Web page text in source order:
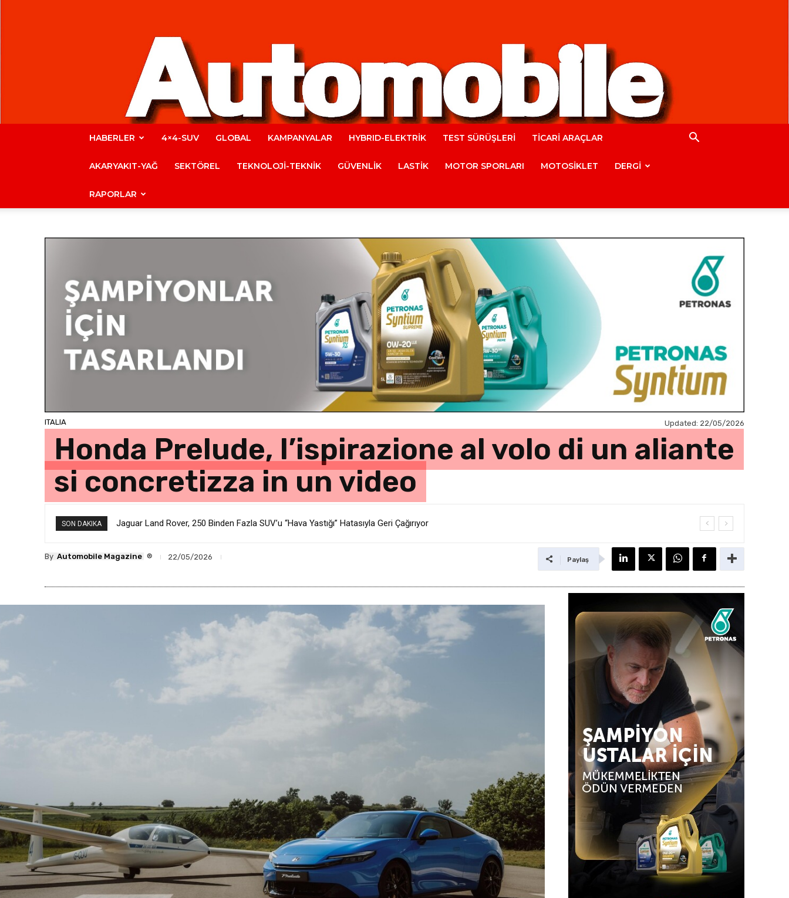
Automobile
Magazine
HABERLER 4×4-SUV GLOBAL KAMPANYALAR HYBRID-ELEKTRİK TEST SÜRÜŞLERİ TİCARİ ARAÇLAR
AKARYAKIT-YAĞ SEKTÖREL TEKNOLOJİ-TEKNİK GÜVENLİK LASTİK MOTOR SPORLARI MOTOSİKLET DERGİ
RAPORLAR
ITALIA Updated: 22/05/2026
Honda Prelude, l’ispirazione al volo di un aliante
si concretizza in un video
SON DAKIKA Jaguar Land Rover, 250 Binden Fazla SUV’u “Hava Yastığı” Hatasıyla Geri Çağırıyor
Mercedes-Benz ABD’de 310.667 aracı geri çağırıyor…
By Automobile Magazine ® 22/05/2026 Paylaş